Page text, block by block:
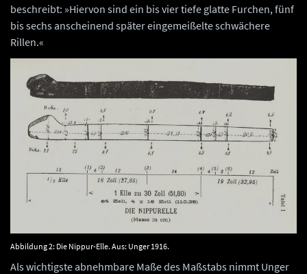
beschreibt: »Hiervon sind ein bis vier tiefe glatte Furchen, fünf
bis sechs anscheinend später eingemeißelte schwächere
Rillen.«
Abbildung 2: Die Nippur-Elle. Aus: Unger 1916.
Als wichtigste abnehmbare Maße des Maßstabs nimmt Unger